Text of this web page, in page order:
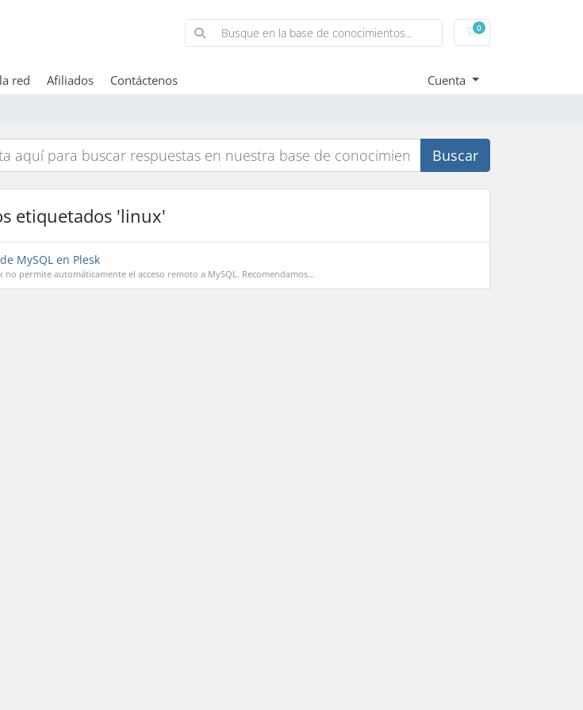
0Carrito
red Afiliados Contáctenos Cuenta
Buscar
etiquetados 'linux'
MySQL en Plesk
no permite automáticamente el acceso remoto a MySQL. Recomendamos...